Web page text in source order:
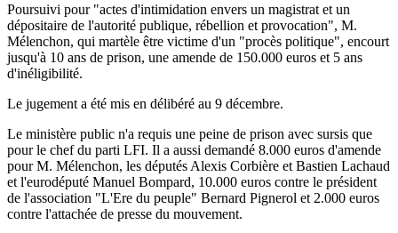
Poursuivi pour "actes d'intimidation envers un magistrat et un
dépositaire de l'autorité publique, rébellion et provocation", M.
Mélenchon, qui martèle être victime d'un "procès politique", encourt
jusqu'à 10 ans de prison, une amende de 150.000 euros et 5 ans
d'inéligibilité.
Le jugement a été mis en délibéré au 9 décembre.
Le ministère public n'a requis une peine de prison avec sursis que
pour le chef du parti LFI. Il a aussi demandé 8.000 euros d'amende
pour M. Mélenchon, les députés Alexis Corbière et Bastien Lachaud
et l'eurodéputé Manuel Bompard, 10.000 euros contre le président
de l'association "L'Ere du peuple" Bernard Pignerol et 2.000 euros
contre l'attachée de presse du mouvement.